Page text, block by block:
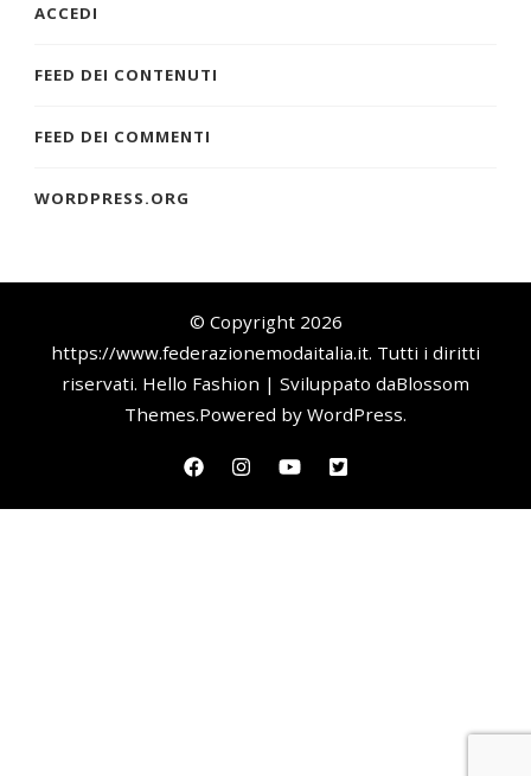
ACCEDI
FEED DEI CONTENUTI
FEED DEI COMMENTI
WORDPRESS.ORG
© Copyright 2026
https://www.federazionemodaitalia.it. Tutti i diritti
riservati. Hello Fashion | Sviluppato daBlossom
Themes.Powered by WordPress.